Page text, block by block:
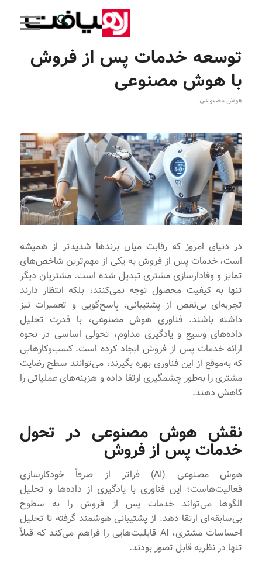
توسعه خدمات پس از فروش
با هوش مصنوعی
هوش مصنوعی
در دنیای امروز که رقابت میان برندها شدیدتر از همیشه
است، خدمات پس از فروش به یکی از مهم‌ترین شاخص‌های
تمایز و وفادارسازی مشتری تبدیل شده است. مشتریان دیگر
تنها به کیفیت محصول توجه نمی‌کنند، بلکه انتظار دارند
تجربه‌ای بی‌نقص از پشتیبانی، پاسخ‌گویی و تعمیرات نیز
داشته باشند. فناوری هوش مصنوعی، با قدرت تحلیل
داده‌های وسیع و یادگیری مداوم، تحولی اساسی در نحوه
ارائه خدمات پس از فروش ایجاد کرده است. کسب‌وکارهایی
که به‌موقع از این فناوری بهره بگیرند، می‌توانند سطح رضایت
مشتری را به‌طور چشمگیری ارتقا داده و هزینه‌های عملیاتی را
کاهش دهند.
نقش هوش مصنوعی در تحول
خدمات پس از فروش
هوش مصنوعی (AI) فراتر از صرفاً خودکارسازی
فعالیت‌هاست؛ این فناوری با یادگیری از داده‌ها و تحلیل
الگوها می‌تواند خدمات پس از فروش را به سطوح
بی‌سابقه‌ای ارتقا دهد. از پشتیبانی هوشمند گرفته تا تحلیل
احساسات مشتری، AI قابلیت‌هایی را فراهم می‌کند که قبلاً
تنها در نظریه قابل تصور بودند.